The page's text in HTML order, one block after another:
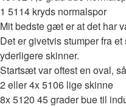
1 5114 kryds normalspor
Mit bedste gæt er at det har
Det er givetvis stumper fra
yderligere skinner.
Startsæt var oftest en oval,
2 eller 4x 5106 lige skinne
8x 5120 45 grader bue til